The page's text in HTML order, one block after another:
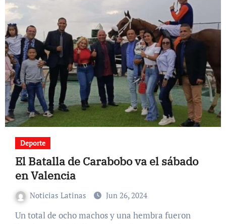
Deporte
El Batalla de Carabobo va el sábado
en Valencia
Noticias Latinas Jun 26, 2024
Un total de ocho machos y una hembra fueron